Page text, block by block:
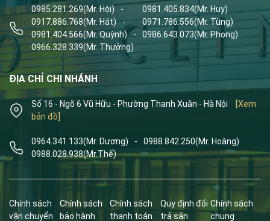
0985.281.269(Mr. Hội) - 0981.405.834(Mr. Huy)
0917.886.768(Mr. Hát) - 0971.786.556(Mr. Tùng)
0981.404.566(Mr. Quỳnh) - 0986.643.073(Mr. Phong)
0966.328.339(Mr. Thưởng)
ĐỊA CHỈ CHI NHÁNH
Số 16 - Ngõ 6 Vũ Hữu - Phường Thanh Xuân - Hà Nội
[Xem
bản đồ]
0964.341.133(Mr. Dương) - 0988.842.250(Mr. Hoàng)
0988.028.938(Mr.Thế)
Chính sách
vận chuyển
Chính sách
bảo hành
Chính sách
thanh toán
Quy định đổi
trả sản
Chính sách
chung